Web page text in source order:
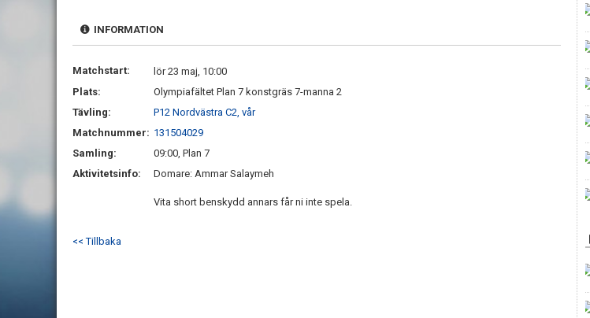
INFORMATION
Matchstart:
lör 23 maj, 10:00
Plats:
Olympiafältet Plan 7 konstgräs 7-manna 2
Tävling:
P12 Nordvästra C2, vår
Matchnummer: 131504029
Samling:
09:00, Plan 7
Aktivitetsinfo:
Domare: Ammar Salaymeh
Vita short benskydd annars får ni inte spela.
<< Tillbaka